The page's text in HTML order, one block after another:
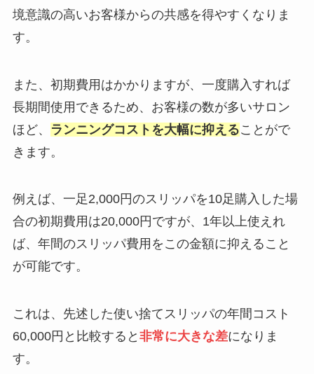
境意識の高いお客様からの共感を得やすくなりま
す。
また、初期費用はかかりますが、一度購入すれば
長期間使用できるため、お客様の数が多いサロン
ほど、
ランニングコストを大幅に抑えることがで
きます。
例えば、一足2,000円のスリッパを10足購入した場
合の初期費用は20,000円ですが、1年以上使えれ
ば、年間のスリッパ費用をこの金額に抑えること
が可能です。
これは、先述した使い捨てスリッパの年間コスト
60,000円と比較すると 非常に大きな差になりま
す。